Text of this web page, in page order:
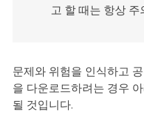
고 할 때는 항상 주
문제와 위험을 인식하고
을 다운로드하려는 경우
될 것입니다.